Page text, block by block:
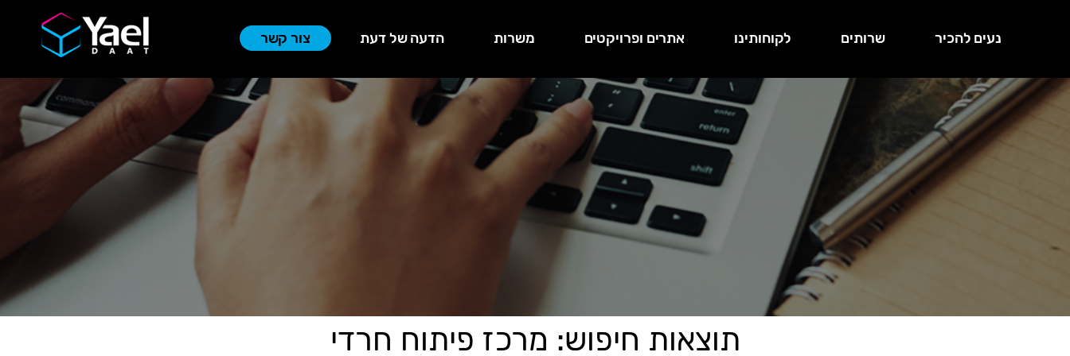
נעים להכיר שרותים לקוחותינו אתרים ופרויקטים משרות הדעה של דעת צור קשר
תוצאות חיפוש: מרכז פיתוח חרדי